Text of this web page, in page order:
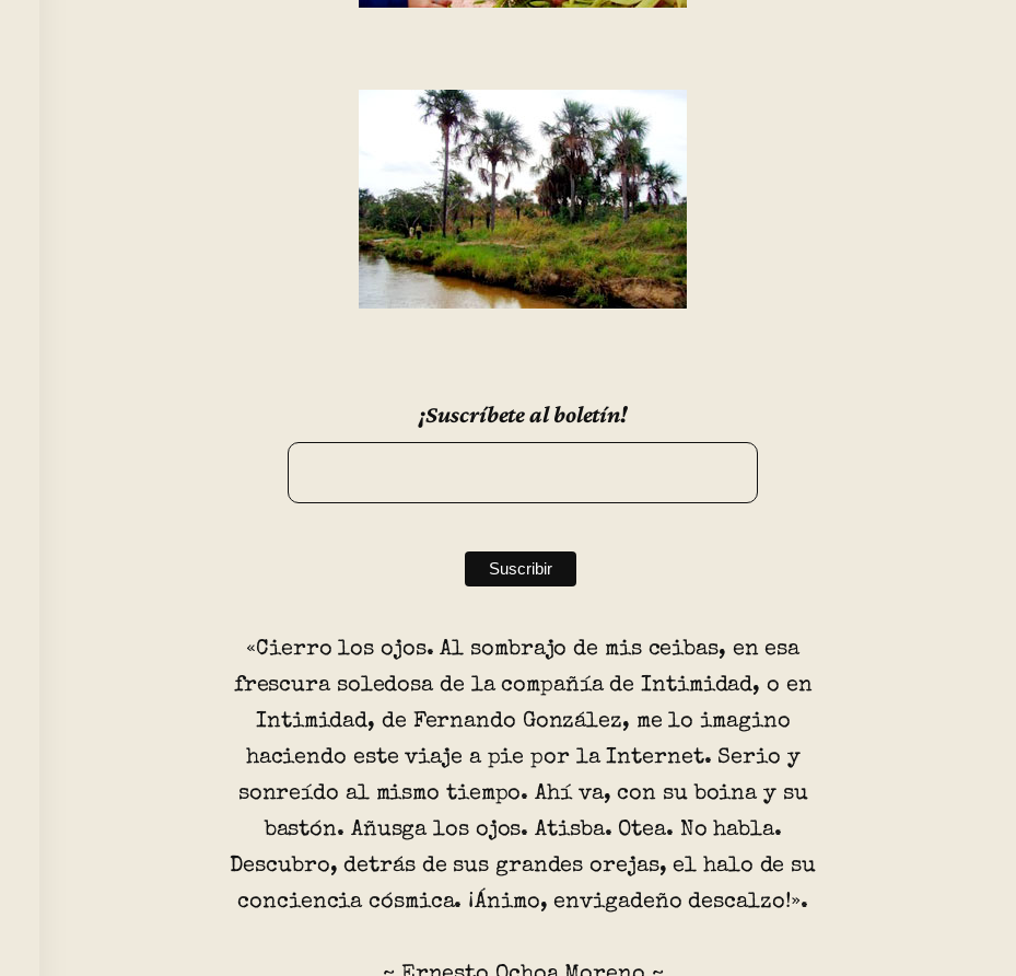
¡Suscríbete al boletín!
«Cierro los ojos. Al sombrajo de mis ceibas, en esa
frescura soledosa de la compañía de Intimidad, o en
Intimidad, de Fernando González, me lo imagino
haciendo este viaje a pie por la Internet. Serio y
sonreído al mismo tiempo. Ahí va, con su boina y su
bastón. Añusga los ojos. Atisba. Otea. No habla.
Descubro, detrás de sus grandes orejas, el halo de su
conciencia cósmica. ¡Ánimo, envigadeño descalzo!».